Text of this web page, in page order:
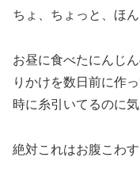
ちょ、ちょっと、ほ
お昼に食べたにんじ
りかけを数日前に作
時に糸引いてるのに気
絶対これはお腹こわ